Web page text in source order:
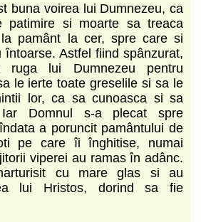
buna voirea lui Dumnezeu, ca
patimire si moarte sa treaca
pamânt la cer, spre care si
întoarse. Astfel fiind spânzurat,
ruga lui Dumnezeu pentru
le ierte toate greselile si sa le
lor, ca sa cunoasca si sa
Domnul s-a plecat spre
a poruncit pamântului de
pe care îi înghitise, numai
viperei au ramas în adânc.
cu mare glas si au
lui Hristos, dorind sa fie